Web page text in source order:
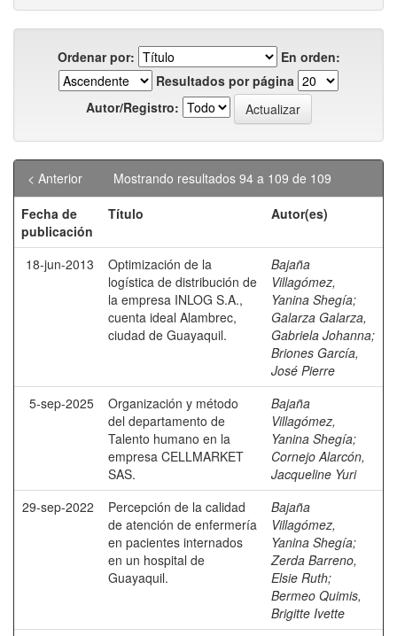
Ordenar por:
En orden:
Resultados por página
Autor/Registro:
Mostrando resultados 94 a 109 de 109
< Anterior
Fecha de
publicación
Título Autor(es)
18-jun-2013
Optimización de la
logística de distribución de
la empresa INLOG S.A.,
cuenta ideal Alambrec,
ciudad de Guayaquil.
Bajaña
Villagómez,
Yanina Shegía;
Galarza Galarza,
Gabriela Johanna;
Briones García,
José Pierre
5-sep-2025
Organización y método
del departamento de
Talento humano en la
empresa CELLMARKET
SAS.
Bajaña
Villagómez,
Yanina Shegía;
Cornejo Alarcón,
Jacqueline Yuri
29-sep-2022
Percepción de la calidad
de atención de enfermería
en pacientes internados
en un hospital de
Guayaquil.
Bajaña
Villagómez,
Yanina Shegía;
Zerda Barreno,
Elsie Ruth;
Bermeo Quimis,
Brigitte Ivette